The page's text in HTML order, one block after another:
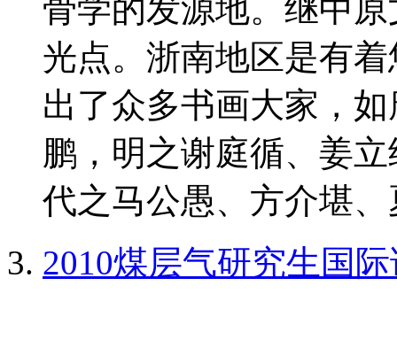
骨学的发源地。继中
光点。浙南地区是有
出了众多书画大家，
鹏，明之谢庭循、姜
代之马公愚、方介堪
2010煤层气研究生国